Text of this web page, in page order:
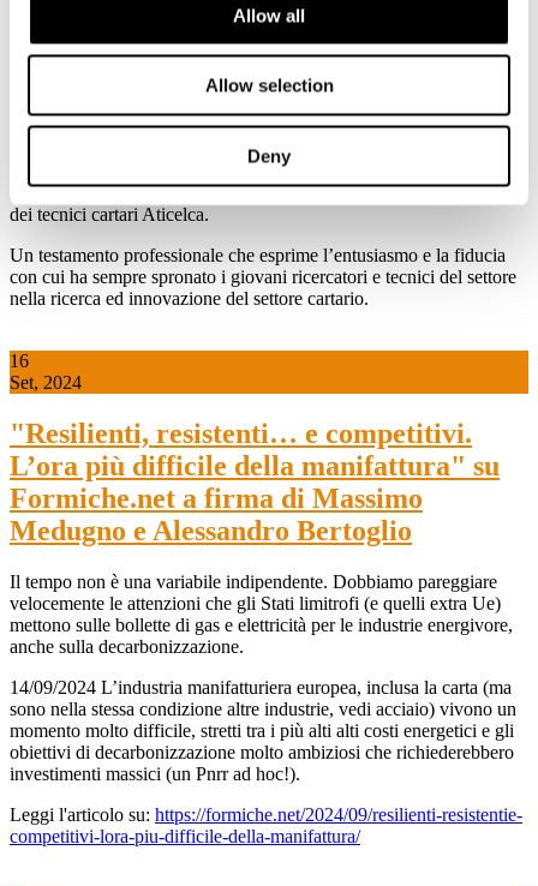
Allow all
Allow selection
Deny
” afferma il Presidente Lorenzo Poli.
“Dopo una vita quasi interamente dedicata all’industria cartaria (dal
1961) mi sento obbligato di rivolgermi ai giovani che hanno scelto o
tecnici auguro di lavorare con passione e di continuare a credere in
Aticelca che ha accompagnato tutto lo sviluppo tecnologico della
nostra industria e continuerà a farlo» dichiarò, qualche anno fa, a
margine della 50° edizione del Congresso dell’associazione italiana
dei tecnici cartari Aticelca.
Un testamento professionale che esprime l’entusiasmo e la fiducia
con cui ha sempre spronato i giovani ricercatori e tecnici del settore
nella ricerca ed innovazione del settore cartario.
16
Set, 2024
"Resilienti, resistenti… e competitivi.
L’ora più difficile della manifattura" su
Formiche.net a firma di Massimo
Medugno e Alessandro Bertoglio
Il tempo non è una variabile indipendente. Dobbiamo pareggiare
velocemente le attenzioni che gli Stati limitrofi (e quelli extra Ue)
mettono sulle bollette di gas e elettricità per le industrie energivore,
anche sulla decarbonizzazione.
14/09/2024 L’industria manifatturiera europea, inclusa la carta (ma
sono nella stessa condizione altre industrie, vedi acciaio) vivono un
momento molto difficile, stretti tra i più alti alti costi energetici e gli
obiettivi di decarbonizzazione molto ambiziosi che richiederebbero
investimenti massici (un Pnrr ad hoc!).
Leggi l'articolo su: https://formiche.net/2024/09/resilienti-resistentie-
competitivi-lora-piu-difficile-della-manifattura/